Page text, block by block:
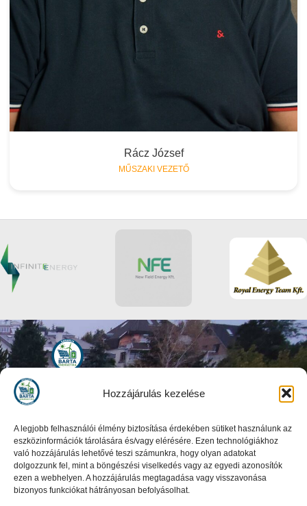
Hozzájárulás kezelése
A legjobb felhasználói élmény biztosítása érdekében sütiket használunk az
eszközinformációk tárolására és/vagy elérésére. Ezen technológiákhoz
való hozzájárulás lehetővé teszi számunkra, hogy olyan adatokat
dolgozzunk fel, mint a böngészési viselkedés vagy az egyedi azonosítók
ezen a webhelyen. A hozzájárulás megtagadása vagy visszavonása
bizonyos funkciókat hátrányosan befolyásolhat.
Rácz József
MŰSZAKI VEZETŐ
Navigáció
Főoldal
Rólunk
Célunk, hogy ügyfeleink számára egyszerűbbé és átláthatóbbá
tegyük az energia világát.
+36706762480
office@bartaenergetika.com